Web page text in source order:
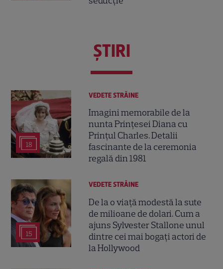
ŞTIRI
18
VEDETE STRĂINE
Imagini memorabile de la
nunta Prințesei Diana cu
Prințul Charles. Detalii
fascinante de la ceremonia
regală din 1981
15
VEDETE STRĂINE
De la o viață modestă la sute
de milioane de dolari. Cum a
ajuns Sylvester Stallone unul
dintre cei mai bogați actori de
la Hollywood